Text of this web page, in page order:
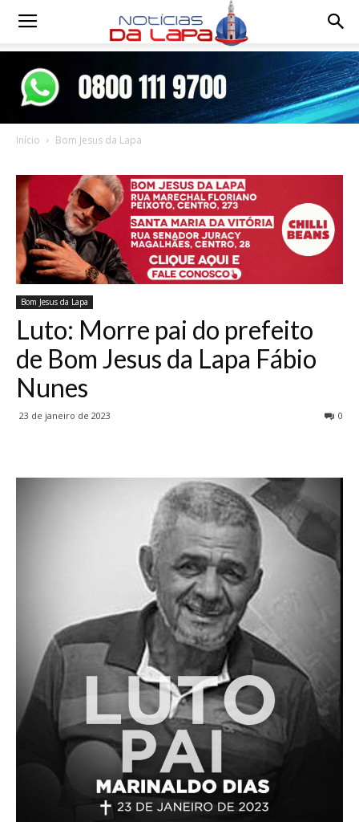
Notícias
Início Bom Jesus da Lapa
Bom Jesus da Lapa
Luto: Morre pai do prefeito
de Bom Jesus da Lapa Fábio
Nunes
23 de janeiro de 2023 0